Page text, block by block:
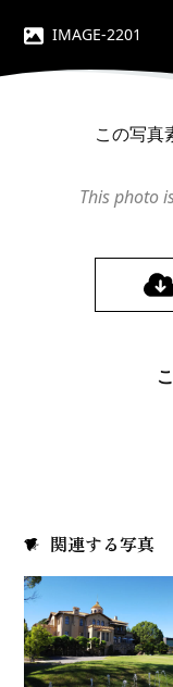
IMAGE-2201
この写真
This photo
関連する写真